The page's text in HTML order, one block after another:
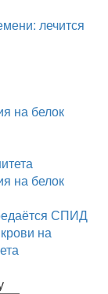
лечится
на белок
на белок
СПИД
на